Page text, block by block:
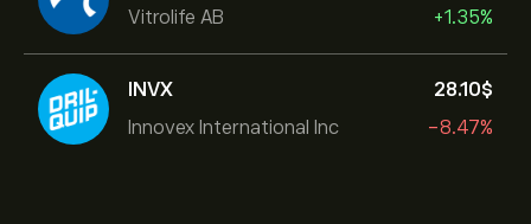
Vitrolife AB
+1.35%
INVX
Innovex International Inc
28.10‎$‎
-8.47%